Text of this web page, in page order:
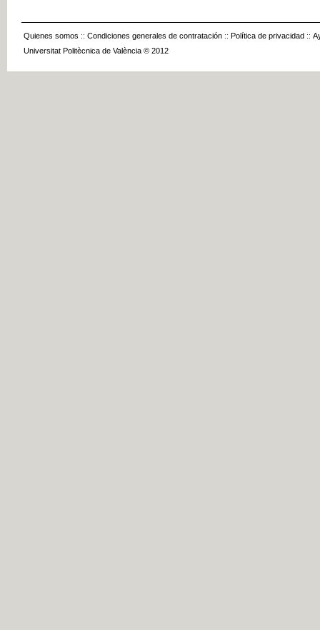
Quienes somos :: Condiciones generales de contratación :: Política de privacidad ::
Universitat Politècnica de València © 2012